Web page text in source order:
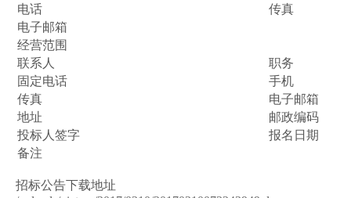
电话
传真
电子邮箱
经营范围
联系人
职务
固定电话
手机
传真
电子邮箱
地址
邮政编码
投标人签字
报名日期
备注
招标公告下载地址